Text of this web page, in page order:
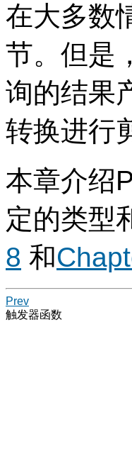
在大多数
节。但是
询的结果
转换进行
本章介绍
定的类型
8 和
Prev
触发器函数